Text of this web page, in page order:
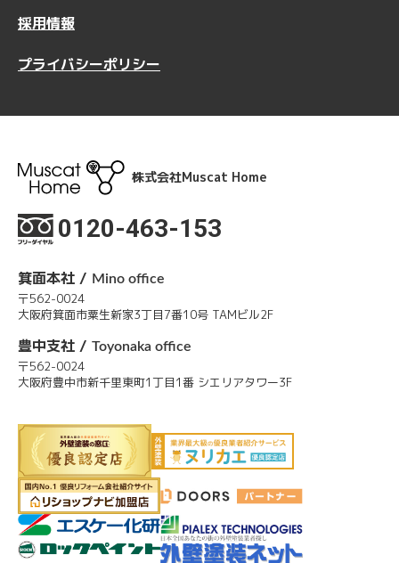
採用情報
プライバシーポリシー
株式会社Muscat Home
0120-463-153
箕面本社 / Mino office
〒562-0024
大阪府箕面市粟生新家3丁目7番10号 TAMビル2F
豊中支社 / Toyonaka office
〒562-0024
大阪府豊中市新千里東町1丁目1番 シエリアタワー3F